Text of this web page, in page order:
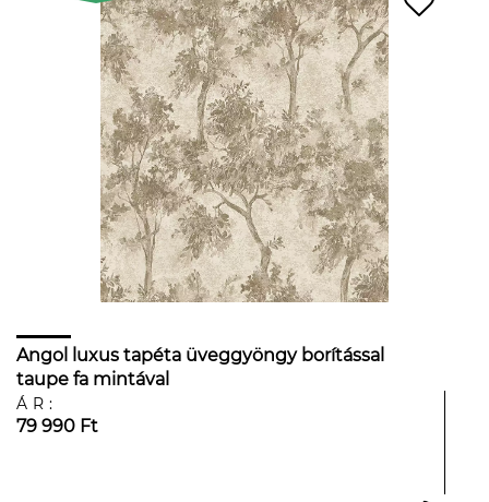
Angol luxus tapéta üveggyöngy borítással
taupe fa mintával
ÁR:
79 990 Ft